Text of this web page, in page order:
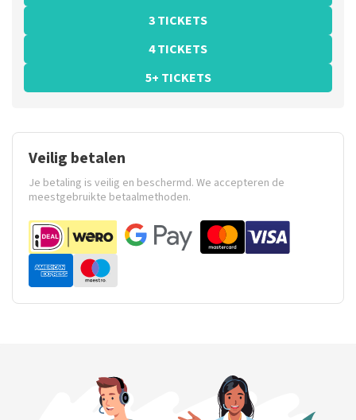
3 TICKETS
4 TICKETS
5+ TICKETS
Veilig betalen
Je betaling is veilig en beschermd. We accepteren de
meestgebruikte betaalmethoden.